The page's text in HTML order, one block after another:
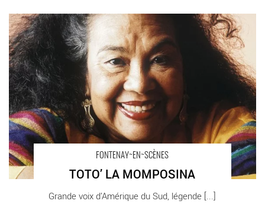
FONTENAY~EN~SCÈNES
TOTO’ LA MOMPOSINA
Grande voix d’Amérique du Sud, légende [...]
TOTO’ LA MOMPOSINA - Critique sortie Théâtre Fontenay-sous-
Bois FONTENAY-EN-SCENES